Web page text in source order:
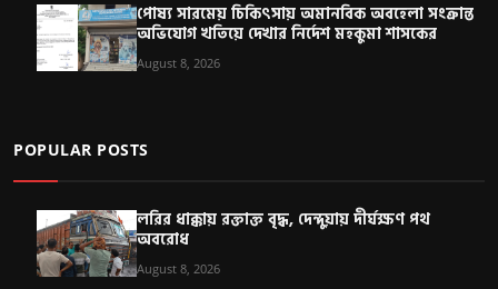
পোষ্য সারমেয় চিকিৎসায় অমানবিক অবহেলা সংক্রান্ত
অভিযোগ খতিয়ে দেখার নির্দেশ মহকুমা শাসকের
August 8, 2026
POPULAR POSTS
লরির ধাক্কায় রক্তাক্ত বৃদ্ধ, দেন্দুয়ায় দীর্ঘক্ষণ পথ
অবরোধ
August 8, 2026